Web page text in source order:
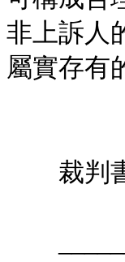
非上訴人
屬實存有
裁判書